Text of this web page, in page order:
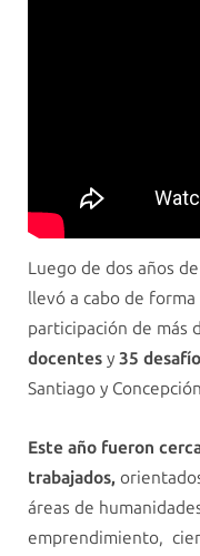
Luego de dos años
llevó a cabo de
participación de más
docentes y 35
Santiago y
Este año fueron
trabajados,
áreas de
emprendimiento,